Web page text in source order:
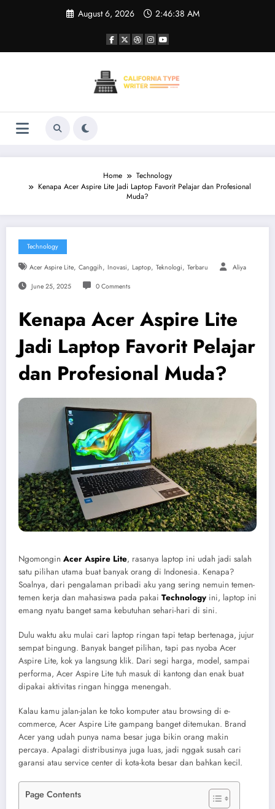
August 6, 2026 2:46:38 AM
Home
Technology
Kenapa Acer Aspire Lite Jadi Laptop Favorit Pelajar dan Profesional
Muda?
Technology
Acer Aspire Lite, Canggih, Inovasi, Laptop, Teknologi, Terbaru Aliya
June 25, 2025 0 Comments
Kenapa Acer Aspire Lite
Jadi Laptop Favorit Pelajar
dan Profesional Muda?
Ngomongin Acer Aspire Lite, rasanya laptop ini udah jadi salah
satu pilihan utama buat banyak orang di Indonesia. Kenapa?
Soalnya, dari pengalaman pribadi aku yang sering nemuin temen-
temen kerja dan mahasiswa pada pakai Technology ini, laptop ini
emang nyatu banget sama kebutuhan sehari-hari di sini.
Dulu waktu aku mulai cari laptop ringan tapi tetap bertenaga, jujur
sempat bingung. Banyak banget pilihan, tapi pas nyoba Acer
Aspire Lite, kok ya langsung klik. Dari segi harga, model, sampai
performa, Acer Aspire Lite tuh masuk di kantong dan enak buat
dipakai aktivitas ringan hingga menengah.
Kalau kamu jalan-jalan ke toko komputer atau browsing di e-
commerce, Acer Aspire Lite gampang banget ditemukan. Brand
Acer yang udah punya nama besar juga bikin orang makin
percaya. Apalagi distribusinya juga luas, jadi nggak susah cari
garansi atau service center di kota-kota besar dan bahkan kecil.
Page Contents